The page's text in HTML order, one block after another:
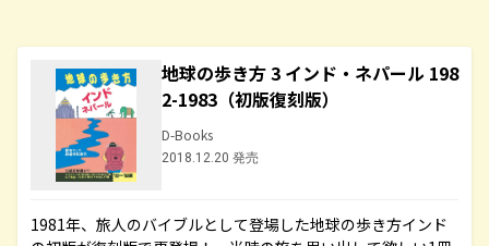
地球の歩き方 3 インド・ネパール 198
2-1983（初版復刻版）
D-Books
2018.12.20 発売
1981年、旅人のバイブルとして登場した地球の歩き方インド